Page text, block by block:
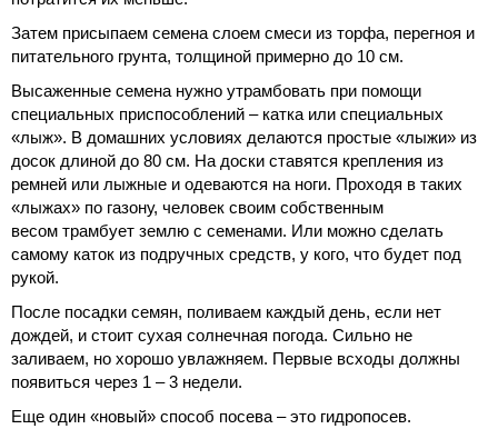
Затем присыпаем семена слоем смеси из торфа, перегноя и
питательного грунта, толщиной примерно до 10 см.
Высаженные семена нужно утрамбовать при помощи
специальных приспособлений – катка или специальных
«лыж». В домашних условиях делаются простые «лыжи» из
досок длиной до 80 см. На доски ставятся крепления из
ремней или лыжные и одеваются на ноги. Проходя в таких
«лыжах» по газону, человек своим собственным
весом трамбует землю с семенами. Или можно сделать
самому каток из подручных средств, у кого, что будет под
рукой.
После посадки семян, поливаем каждый день, если нет
дождей, и стоит сухая солнечная погода. Сильно не
заливаем, но хорошо увлажняем. Первые всходы должны
появиться через 1 – 3 недели.
Еще один «новый» способ посева – это гидропосев.